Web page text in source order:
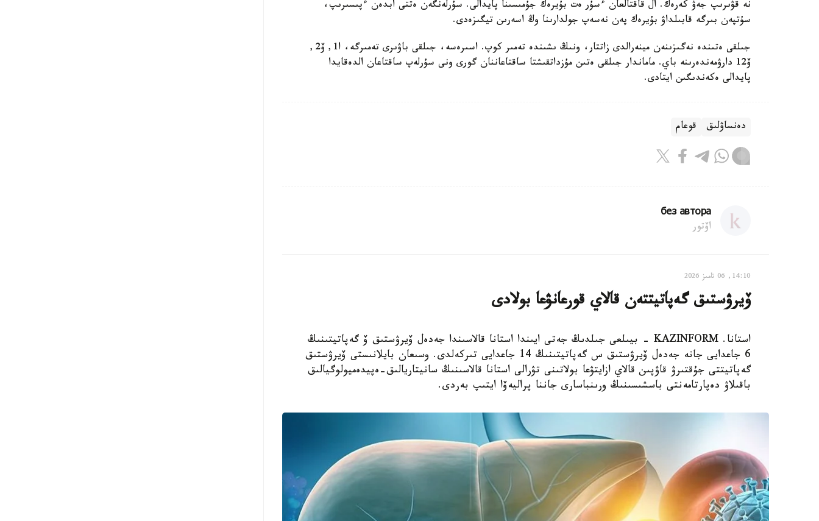
نە قۋىرىپ جەۋ كەرەك. ال قاقتالعان ءسۇر ەت بۇيرەك جۇمىسىنا پايدالى. سۇرلەنگەن ەتتى ابدەن ءپىسىرىپ،
سۇتپەن بىرگە قابىلداۋ بۇيرەك پەن نەسەپ جولدارىنا وڭ اسەرىن تيگىزەدى.
جىلقى ەتىندە نەگىزىنەن مينەرالدى زاتتار، ونىڭ ىشىندە تەمىر كوپ. اسىرەسە، جىلقى باۋىرى تەمىرگە، ا1, ۆ2,
ۆ12 دارۋمەندەرىنە باي. ماماندار جىلقى ەتىن مۇزداتقىشتا ساقتاعاننان گورى ونى سۇرلەپ ساقتاعان الدەقايدا
پايدالى ەكەندىگىن ايتادى.
دەنساۋلىق قوعام
без автора
اۆتور
14:10, 06 تامىز 2026
ۆيرۋستىق گەپاتيتتەن قالاي قورعانۋعا بولادى
استانا. KAZINFORM - بيىلعى جىلدىڭ جەتى ايىندا استانا قالاسىندا جەدەل ۆيرۋستىق ۆ گەپاتيتىنىڭ
6 جاعدايى جانە جەدەل ۆيرۋستىق س گەپاتيتىنىڭ 14 جاعدايى تىركەلدى. وسىعان بايلانىستى ۆيرۋستىق
گەپاتيتتى جۇقتىرۋ قاۋپىن قالاي ازايتۋعا بولاتىنى تۋرالى استانا قالاسىنىڭ سانيتاريالىق-ەپيدەميولوگيالىق
باقىلاۋ دەپارتامەنتى باسشىسىنىڭ ورىنباسارى جاننا پراليەۆا ايتىپ بەردى.